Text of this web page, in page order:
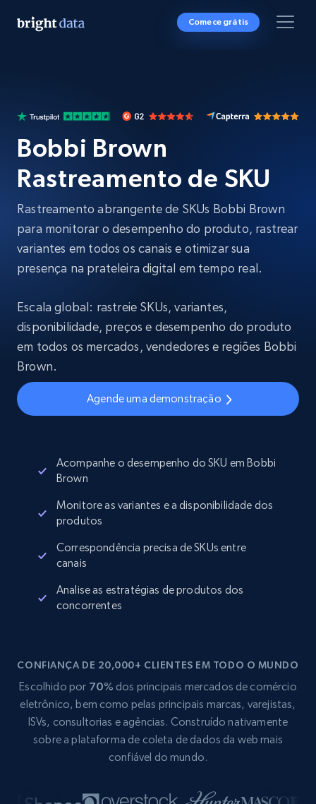
Comece grátis
Bobbi Brown
Rastreamento de SKU
Rastreamento abrangente de SKUs Bobbi Brown
para monitorar o desempenho do produto, rastrear
variantes em todos os canais e otimizar sua
presença na prateleira digital em tempo real.
Escala global: rastreie SKUs, variantes,
disponibilidade, preços e desempenho do produto
em todos os mercados, vendedores e regiões Bobbi
Brown.
Agende uma demonstração
Acompanhe o desempenho do SKU em Bobbi
Brown
Monitore as variantes e a disponibilidade dos
produtos
Correspondência precisa de SKUs entre
canais
Analise as estratégias de produtos dos
concorrentes
CONFIANÇA DE 20,000+ CLIENTES EM TODO O MUNDO
Escolhido por 70% dos principais mercados de comércio
eletrônico, bem como pelas principais marcas, varejistas,
ISVs, consultorias e agências. Construído nativamente
sobre a plataforma de coleta de dados da web mais
confiável do mundo.